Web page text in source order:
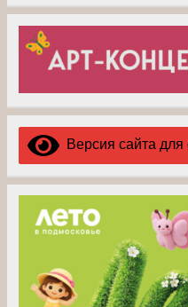
Версия сайта для